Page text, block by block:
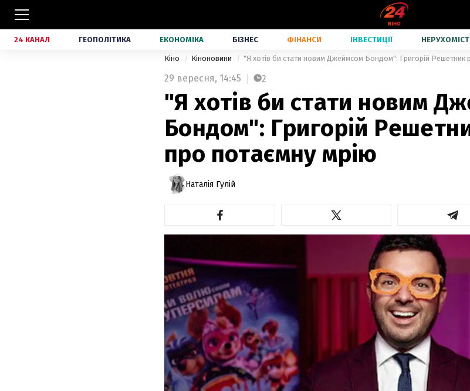
24 КАНАЛ ГЕОПОЛІТИКА ЕКОНОМІКА БІЗНЕС ФІНАНСИ ІНВЕСТИЦІЇ
Кіно Кіноновини "Я хотів би стати новим Джеймсом Бондом": Григорій Решетник
29 вересня, 14:45 2
"Я хотів би стати новим
Бондом": Григорій
про потаємну мрію
Наталія Гулій